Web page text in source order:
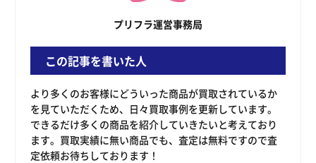
プリフラ運営事務局
この記事を書いた人
より多くのお客様にどういった商品が買取されているか
を見ていただくため、日々買取事例を更新しています。
できるだけ多くの商品を紹介していきたいと考えており
ます。買取実績に無い商品でも、査定は無料ですので査
定依頼お待ちしております！